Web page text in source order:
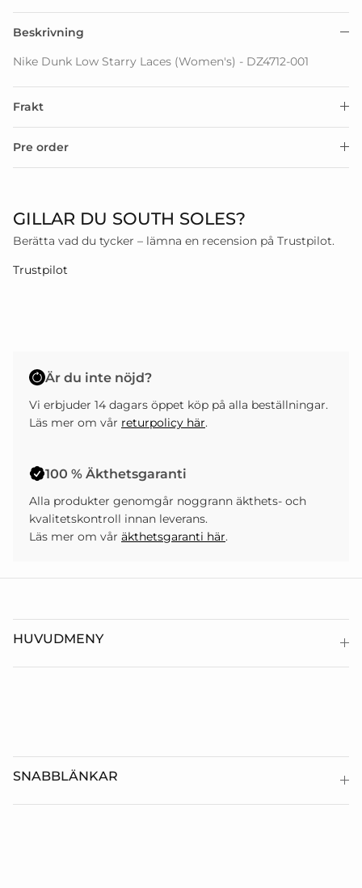
Beskrivning
Nike Dunk Low Starry Laces (Women's) - DZ4712-001
Frakt
Pre order
GILLAR DU SOUTH SOLES?
Berätta vad du tycker – lämna en recension på Trustpilot.
Trustpilot
Är du inte nöjd?
Vi erbjuder 14 dagars öppet köp på alla beställningar.
Läs mer om vår returpolicy här.
100 % Äkthetsgaranti
Alla produkter genomgår noggrann äkthets- och
kvalitetskontroll innan leverans.
Läs mer om vår äkthetsgaranti här.
HUVUDMENY
SNABBLÄNKAR